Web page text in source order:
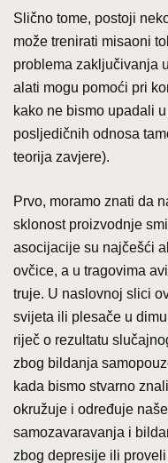
Slično tome, postoji
može trenirati misaoni
problema zaključivanja
alati mogu pomoći pri
kako ne bismo upadali
posljedičnih odnosa
teorija zavjere).
Prvo, moramo znati da
sklonost proizvodnje
asocijacije su najčešći
ovčice, a u tragovima
truje. U naslovnoj slici
svijeta ili plesače u
riječ o rezultatu
zbog bildanja
kada bismo stvarno
okružuje i određuje
samozavaravanja i
zbog depresije ili